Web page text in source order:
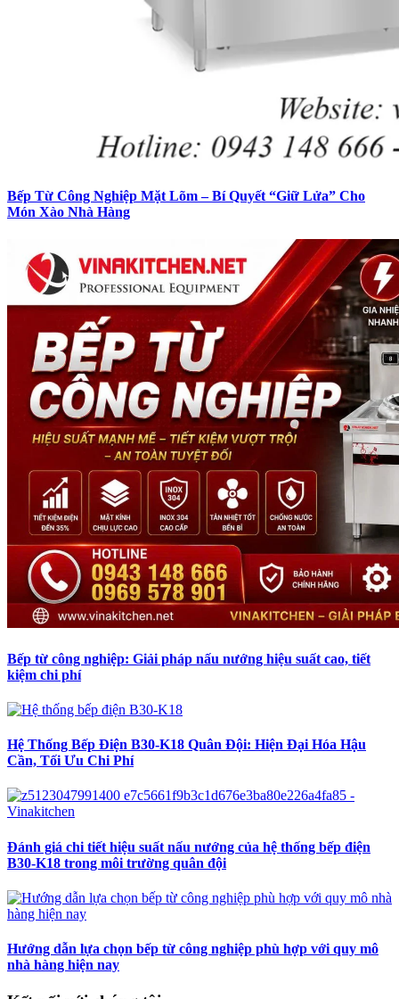
Bếp Từ Công Nghiệp Mặt Lõm – Bí Quyết “Giữ Lửa” Cho
Món Xào Nhà Hàng
Bếp từ công nghiệp: Giải pháp nấu nướng hiệu suất cao, tiết
kiệm chi phí
Hệ Thống Bếp Điện B30-K18 Quân Đội: Hiện Đại Hóa Hậu
Cần, Tối Ưu Chi Phí
Đánh giá chi tiết hiệu suất nấu nướng của hệ thống bếp điện
B30-K18 trong môi trường quân đội
Hướng dẫn lựa chọn bếp từ công nghiệp phù hợp với quy mô
nhà hàng hiện nay